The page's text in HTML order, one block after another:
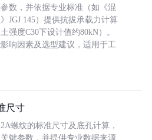
数，并依据专业标准（如《混
JGJ 145）提供抗拔承载力计算
强度C30下设计值约80kN）。
响因素及选型建议，适用于工
尺寸
螺纹的标准尺寸及底孔计算，
键参数，并提供专业数据来源